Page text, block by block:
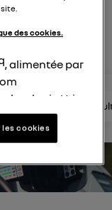
des cookies.
, alimentée par
Utiq
que décrites
et liées à
parun
et que vous
cookies